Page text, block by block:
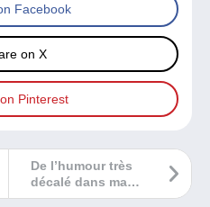
Facebook
on X
Pinterest
De l’humour très
décalé dans ma
chronique BD !